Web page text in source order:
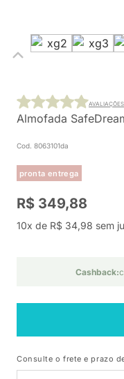
Almofada
Cod. 8063101da
pronta entrega
R$ 349,88
10x de R$ 34,98 sem
Cashback:
Consulte o frete e prazo